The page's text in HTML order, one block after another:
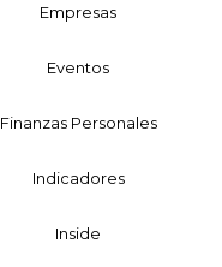
Empresas
Eventos
Finanzas Personales
Indicadores
Inside